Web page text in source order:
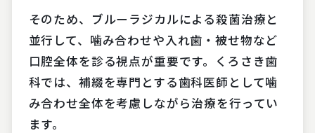
そのため、ブルーラジカルによる殺菌治療と
並行して、噛み合わせや入れ歯・被せ物など
口腔全体を診る視点が重要です。くろさき歯
科では、補綴を専門とする歯科医師として噛
み合わせ全体を考慮しながら治療を行ってい
ます。